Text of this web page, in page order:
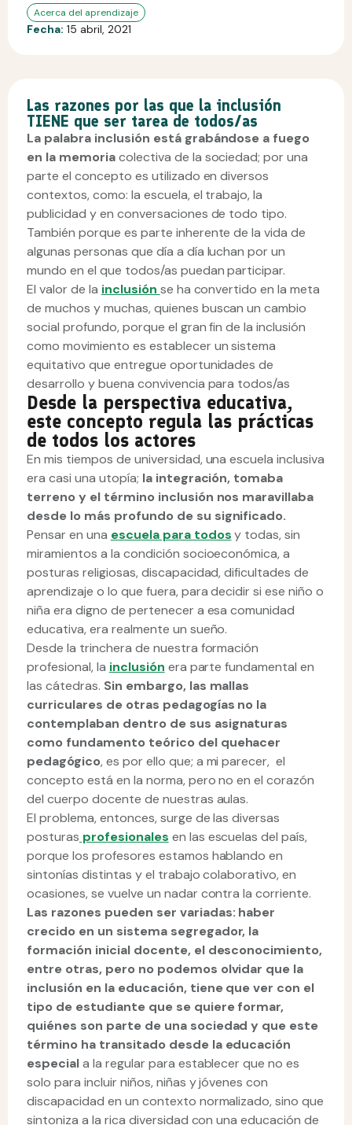
Acerca del aprendizaje
Fecha: 15 abril, 2021
Las razones por las que la inclusión
TIENE que ser tarea de todos/as
La palabra inclusión está grabándose a fuego
en la memoriacolectiva de la sociedad; por una
parte el concepto es utilizado en diversos
contextos, como: la escuela, el trabajo, la
publicidad y en conversaciones de todo tipo.
También porque es parte inherente de la vida de
algunas personas que día a día luchan por un
mundo en el que todos/as puedan participar.
El valor de la inclusión se ha convertido en la meta
de muchos y muchas, quienes buscan un cambio
social profundo, porque el gran fin de la inclusión
como movimiento es establecer un sistema
equitativo que entregue oportunidades de
desarrollo y buena convivencia para todos/as
Desde la perspectiva educativa,
este concepto regula las prácticas
de todos los actores
En mis tiempos de universidad, una escuela inclusiva
era casi una utopía; la integración, tomaba
terreno y el término inclusión nos maravillaba
desde lo más profundo de su significado.
Pensar en una escuela para todosy todas, sin
miramientos a la condición socioeconómica, a
posturas religiosas, discapacidad, dificultades de
aprendizaje o lo que fuera, para decidir si ese niño o
niña era digno de pertenecer a esa comunidad
educativa, era realmente un sueño.
Desde la trinchera de nuestra formación
profesional, la inclusión era parte fundamental en
las cátedras. Sin embargo, las mallas
curriculares de otras pedagogías no la
contemplaban dentro de sus asignaturas
como fundamento teórico del quehacer
pedagógico, es por ello que; a mi parecer, el
concepto está en la norma, pero no en el corazón
del cuerpo docente de nuestras aulas.
El problema, entonces, surge de las diversas
posturas profesionales en las escuelas del país,
porque los profesores estamos hablando en
sintonías distintas y el trabajo colaborativo, en
ocasiones, se vuelve un nadar contra la corriente.
Las razones pueden ser variadas: haber
crecido en un sistema segregador, la
formación inicial docente, el desconocimiento,
entre otras, pero no podemos olvidar que la
inclusión en la educación, tiene que ver con el
tipo de estudiante que se quiere formar,
quiénes son parte de una sociedad y que este
término ha transitado desde la educación
especiala la regular para establecer que no es
solo para incluir niños, niñas y jóvenes con
discapacidad en un contexto normalizado, sino que
sintoniza a la rica diversidad con una educación de